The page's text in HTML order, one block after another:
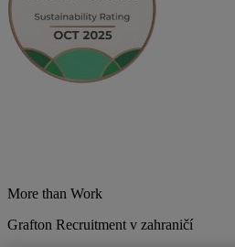
More than Work
Grafton Recruitment v zahraničí